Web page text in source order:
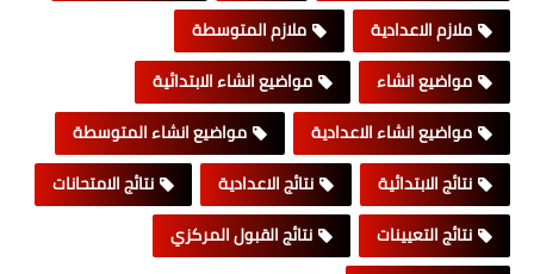
ملازم الاعدادية
ملازم المتوسطة
مواضيع انشاء
مواضيع انشاء الابتدائية
مواضيع انشاء الاعدادية
مواضيع انشاء المتوسطة
نتائج الابتدائية
نتائج الاعدادية
نتائج الامتحانات
نتائج التعيينات
نتائج القبول المركزي